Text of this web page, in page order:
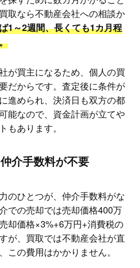
取なら不動産会社への相談か
1～2週間、長くても1カ月程
が買主になるため、個人の買
だからです。査定後に条件が
進められ、決済日も双方の都
能なので、資金計画が立てや
もあります。
介手数料が不要
のひとつが、仲介手数料がな
での売却では売却価格400万
却価格×3%+6万円+消費税の
が、買取では不動産会社が直
この費用はかかりません。